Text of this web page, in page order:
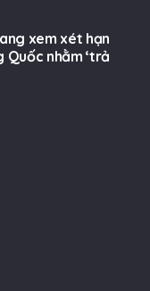
xem xét hạn
Quốc nhằm ‘trả